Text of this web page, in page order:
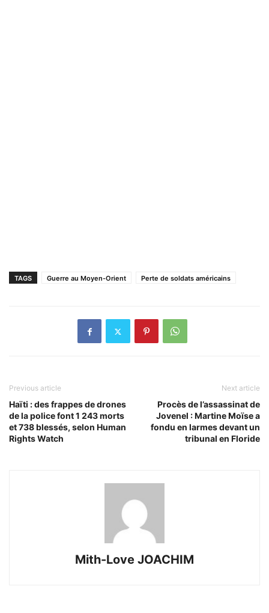
TAGS Guerre au Moyen-Orient Perte de soldats américains
Previous article
Haïti : des frappes de drones
de la police font 1 243 morts
et 738 blessés, selon Human
Rights Watch
Next article
Procès de l’assassinat de
Jovenel : Martine Moïse a
fondu en larmes devant un
tribunal en Floride
Mith-Love JOACHIM